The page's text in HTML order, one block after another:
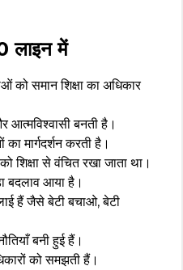
लाइन में
को समान शिक्षा का अधिकार
आत्मविश्वासी बनती है।
मार्गदर्शन करती है।
से वंचित रखा जाता था।
बदलाव आया है।
हैं जैसे बेटी बचाओ, बेटी
बनी हुई हैं।
को समझती हैं।